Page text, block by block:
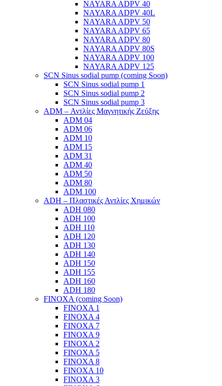
NAYARA ADPV 40
NAYARA ADPV 40L
NAYARA ADPV 50
NAYARA ADPV 65
NAYARA ADPV 80
NAYARA ADPV 80S
NAYARA ADPV 100
NAYARA ADPV 125
SCN Sinus sodial pump (coming Soon)
SCN Sinus sodial pump 1
SCN Sinus sodial pump 2
SCN Sinus sodial pump 3
ADM – Αντλίες Μαγνητικής Ζεύξης
ADM 04
ADM 06
ADM 10
ADM 15
ADM 31
ADM 40
ADM 50
ADM 80
ADM 100
ADH – Πλαστικές Αντλίες Χημικών
ADH 080
ADH 100
ADH 110
ADH 120
ADH 130
ADH 140
ADH 150
ADH 155
ADH 160
ADH 180
FINOXA (coming Soon)
FINOXA 1
FINOXA 4
FINOXA 7
FINOXA 9
FINOXA 2
FINOXA 5
FINOXA 8
FINOXA 10
FINOXA 3